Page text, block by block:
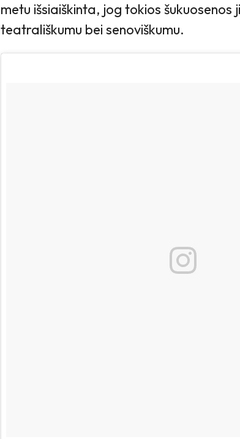
metu išsiaiškinta, jog tokios šukuosenos
teatrališkumu bei senoviškumu.